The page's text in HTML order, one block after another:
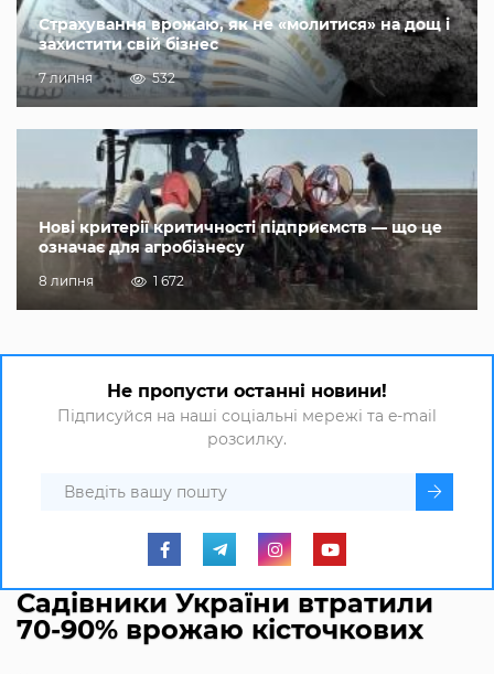
Страхування врожаю, як не «молитися» на дощ і
захистити свій бізнес
7 липня 532
Нові критерії критичності підприємств — що це
означає для агробізнесу
8 липня 1 672
Не пропусти останні новини!
Підписуйся на наші соціальні мережі та e-mail
розсилку.
Садівники України втратили
70-90% врожаю кісточкових